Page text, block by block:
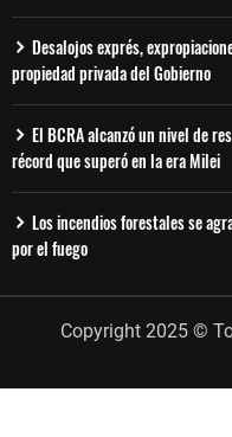
Desalojos exprés,
propiedad privada del Gobierno
El BCRA alcanzó un nivel de
récord que superó en la era Milei
Los incendios forestales se
por el fuego
Copyright 2025 ©